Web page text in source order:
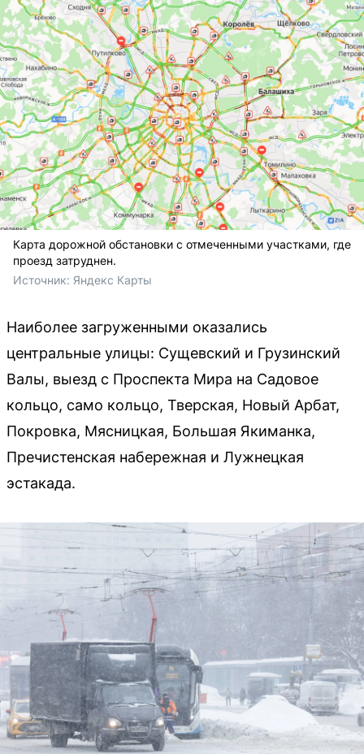
Карта дорожной обстановки с отмеченными участками, где
проезд затруднен.
Источник: Яндекс Карты
Наиболее загруженными оказались
центральные улицы: Сущевский и Грузинский
Валы, выезд с Проспекта Мира на Садовое
кольцо, само кольцо, Тверская, Новый Арбат,
Покровка, Мясницкая, Большая Якиманка,
Пречистенская набережная и Лужнецкая
эстакада.